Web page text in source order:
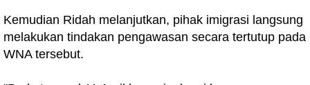
Kemudian Ridah melanjutkan, pihak imigrasi langsung
melakukan tindakan pengawasan secara tertutup pada
WNA tersebut.